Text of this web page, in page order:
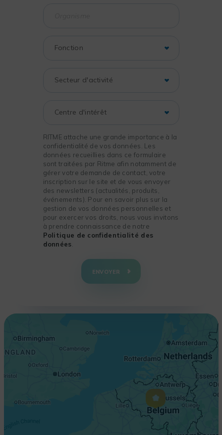
RITME attache une grande importance à la
confidentialité de vos données. Les
données recueillies dans ce formulaire
sont traitées par Ritme afin notamment de
gérer votre demande de contact, votre
inscription sur le site et de vous envoyer
des newsletters (actualités, produits,
événements). Pour en savoir plus sur la
gestion de vos données personnelles et
pour exercer vos droits, nous vous invitons
à prendre connaissance de notre
Politique de confidentialité des
données
ENVOYER